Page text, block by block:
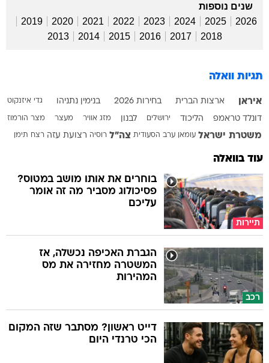
שנים נוספות
2026
2025
2024
2023
2022
2021
2020
2019
2018
2017
2016
2015
2014
2013
תגיות וואלה
איראן ארצות הברית בחירות 2026 בנימין נתניהו גדי איזנקוט
דונלד טראמפ הליכוד ירושלים לבנון מזג אוויר מעצר מצר הורמוז
משטרת ישראל עומאן ערב הסעודית צה"ל רוסיה רצועת עזה רצח תימן
עוד בוואלה
תיירות
בוחרים את אותו מושב במטוס?
פסיכולוג מסביר מה זה אומר
עליכם
רכב
הגברת האכיפה נכשלה, אז
המשטרה מחזירה את מס
המהירות
דייט ראשון? מסתבר שזה המקום
הכי טרנדי היום